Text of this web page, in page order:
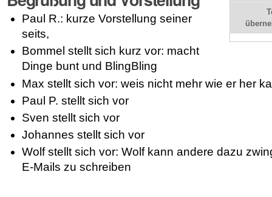
Paul R.: kurze Vorstellung seiner
seits,
Bommel stellt sich kurz vor: macht
Dinge bunt und BlingBling
Max stellt sich vor: weis nicht mehr wie er her
Paul P. stellt sich vor
Sven stellt sich vor
Johannes stellt sich vor
Wolf stellt sich vor: Wolf kann andere dazu
E-Mails zu schreiben